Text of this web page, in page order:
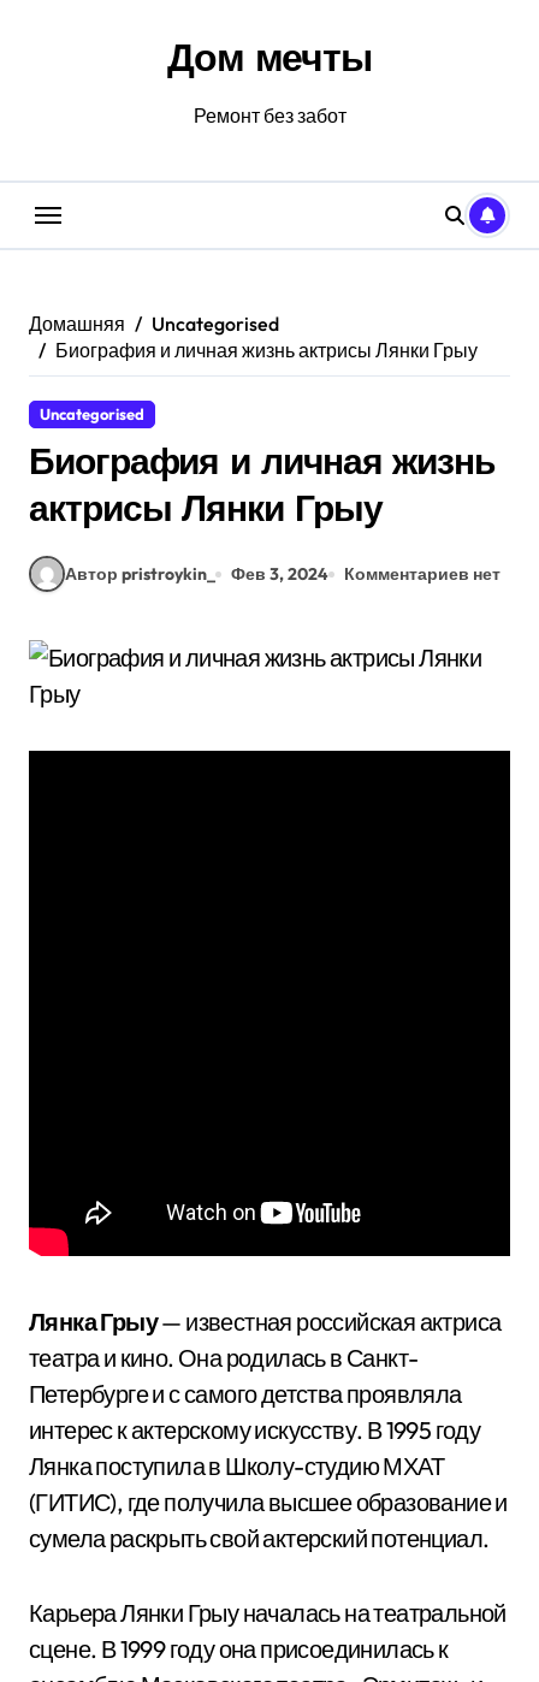
Дом мечты
Ремонт без забот
Домашняя
Uncategorised
Биография и личная жизнь актрисы Лянки Грыу
Uncategorised
Биография и личная жизнь
актрисы Лянки Грыу
Автор pristroykin_ Фев 3, 2024 Комментариев нет
Лянка Грыу— известная российская актриса
театра и кино. Она родилась в Санкт-
Петербурге и с самого детства проявляла
интерес к актерскому искусству. В 1995 году
Лянка поступила в Школу-студию МХАТ
(ГИТИС), где получила высшее образование и
сумела раскрыть свой актерский потенциал.
Карьера Лянки Грыу началась на театральной
сцене. В 1999 году она присоединилась к